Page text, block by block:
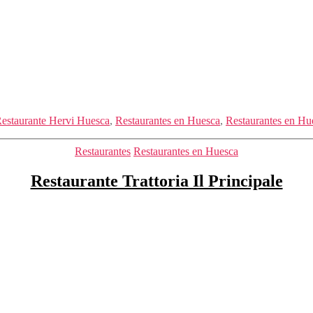
Hervi Huesca, Restaurantes en Huesca, Restaurantes en
Categorías
Restaurantes Restaurantes en Huesca
Restaurante Trattoria Il Principale